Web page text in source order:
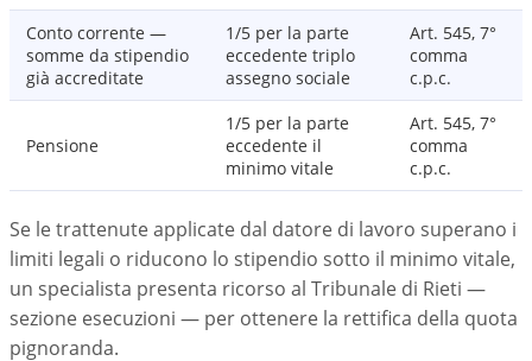
Conto corrente —
somme da stipendio
già accreditate
1/5 per la parte
eccedente triplo
assegno sociale
Art. 545, 7°
comma
c.p.c.
Pensione
1/5 per la parte
eccedente il
minimo vitale
Art. 545, 7°
comma
c.p.c.
Se le trattenute applicate dal datore di lavoro superano i
limiti legali o riducono lo stipendio sotto il minimo vitale,
un specialista presenta ricorso al Tribunale di Rieti —
sezione esecuzioni — per ottenere la rettifica della quota
pignoranda.